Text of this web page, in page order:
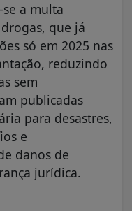
a multa
que já
só em 2025 nas
reduzindo
sem
publicadas
para desastres,
e
danos de
jurídica.